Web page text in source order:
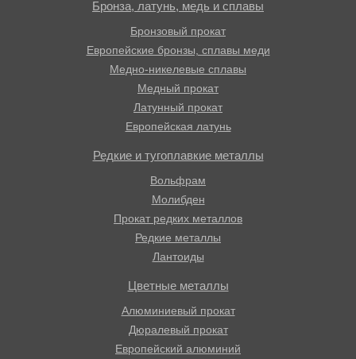
Бронза, латунь, медь и сплавы
Бронзовый прокат
Европейские бронзы, сплавы меди
Медно-никелевые сплавы
Медный прокат
Латунный прокат
Европейская латунь
Редкие и тугоплавкие металлы
Вольфрам
Молибден
Прокат редких металлов
Редкие металлы
Лантоиды
Цветные металлы
Алюминиевый прокат
Дюралевый прокат
Европейский алюминий